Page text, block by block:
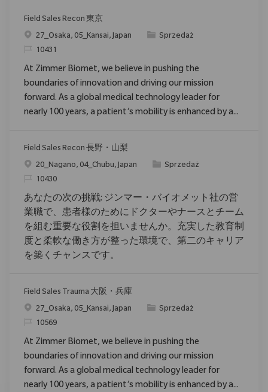
Field Sales Recon 東京
Location
27_Osaka, 05_Kansai, Japan Category
Sprzedaż
ReqId10431
At Zimmer Biomet, we believe in pushing the
boundaries of innovation and driving our mission
forward. As a global medical technology leader for
nearly 100 years, a patient’s mobility is enhanced by a...
Field Sales Recon 長野・山梨
Location
20_Nagano, 04_Chubu, Japan Category
Sprzedaż
ReqId10430
あなたの次の挑戦: ジンマー・バイオメット社の営
業職で、患者様のためにドクターやナースとチーム
を組む重要な役割を担いませんか。充実した教育制
度と柔軟な働き方が整った環境で、第二のキャリア
を築くチャンスです。
Field Sales Trauma 大阪・兵庫
Location
27_Osaka, 05_Kansai, Japan Category
Sprzedaż
ReqId10569
At Zimmer Biomet, we believe in pushing the
boundaries of innovation and driving our mission
forward. As a global medical technology leader for
nearly 100 years, a patient’s mobility is enhanced by a...